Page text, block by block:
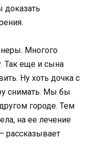
доказать
Многого
Так еще и сына
Ну хоть дочка с
снимать. Мы бы
городе. Тем
на ее лечение
рассказывает